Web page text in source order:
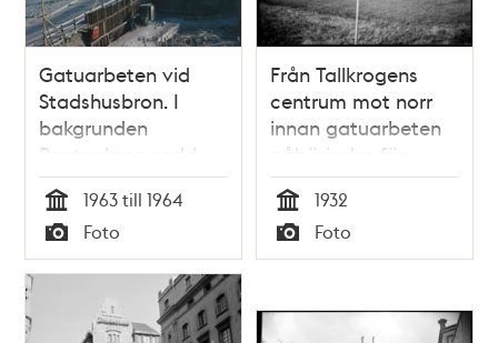
Gatuarbeten vid
Stadshusbron. I
bakgrunden
Pontonbron sedd
mot Riddarholmen
Tid
1963 till 1964
Typ
Foto
Från Tallkrogens
centrum mot norr
innan gatuarbeten
påbörjades för
Tallkrogens
småstugeområde
Tid
1932
Typ
Foto